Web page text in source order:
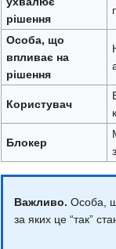
рішення
Особа, що
впливає на
рішення
Користувач
Блокер
Важливо. Особа,
за яких це “так”